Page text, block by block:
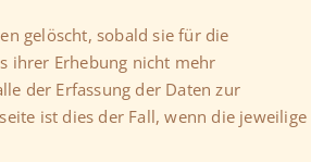
gelöscht, sobald sie für die
ihrer Erhebung nicht mehr
der Erfassung der Daten zur
ist dies der Fall, wenn die jeweilige